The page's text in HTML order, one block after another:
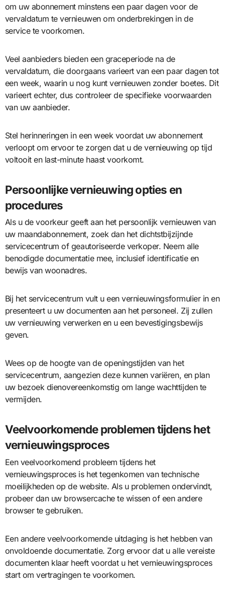
om uw abonnement minstens een paar dagen voor de
vervaldatum te vernieuwen om onderbrekingen in de
service te voorkomen.
Veel aanbieders bieden een graceperiode na de
vervaldatum, die doorgaans varieert van een paar dagen tot
een week, waarin u nog kunt vernieuwen zonder boetes. Dit
varieert echter, dus controleer de specifieke voorwaarden
van uw aanbieder.
Stel herinneringen in een week voordat uw abonnement
verloopt om ervoor te zorgen dat u de vernieuwing op tijd
voltooit en last-minute haast voorkomt.
Persoonlijke vernieuwing opties en
procedures
Als u de voorkeur geeft aan het persoonlijk vernieuwen van
uw maandabonnement, zoek dan het dichtstbijzijnde
servicecentrum of geautoriseerde verkoper. Neem alle
benodigde documentatie mee, inclusief identificatie en
bewijs van woonadres.
Bij het servicecentrum vult u een vernieuwingsformulier in en
presenteert u uw documenten aan het personeel. Zij zullen
uw vernieuwing verwerken en u een bevestigingsbewijs
geven.
Wees op de hoogte van de openingstijden van het
servicecentrum, aangezien deze kunnen variëren, en plan
uw bezoek dienovereenkomstig om lange wachttijden te
vermijden.
Veelvoorkomende problemen tijdens het
vernieuwingsproces
Een veelvoorkomend probleem tijdens het
vernieuwingsproces is het tegenkomen van technische
moeilijkheden op de website. Als u problemen ondervindt,
probeer dan uw browsercache te wissen of een andere
browser te gebruiken.
Een andere veelvoorkomende uitdaging is het hebben van
onvoldoende documentatie. Zorg ervoor dat u alle vereiste
documenten klaar heeft voordat u het vernieuwingsproces
start om vertragingen te voorkomen.